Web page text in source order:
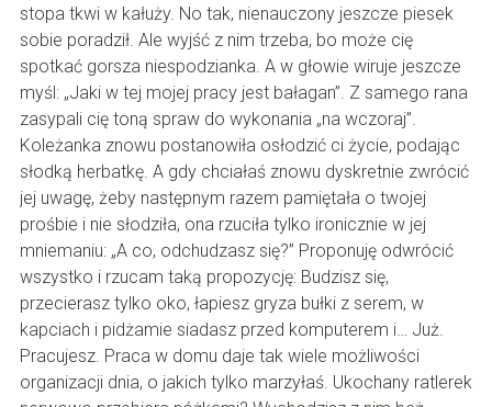
stopa tkwi w kałuży. No tak, nienauczony jeszcze piesek
sobie poradził. Ale wyjść z nim trzeba, bo może cię
spotkać gorsza niespodzianka. A w głowie wiruje jeszcze
myśl: „Jaki w tej mojej pracy jest bałagan”. Z samego rana
zasypali cię toną spraw do wykonania „na wczoraj”.
Koleżanka znowu postanowiła osłodzić ci życie, podając
słodką herbatkę. A gdy chciałaś znowu dyskretnie zwrócić
jej uwagę, żeby następnym razem pamiętała o twojej
prośbie i nie słodziła, ona rzuciła tylko ironicznie w jej
mniemaniu: „A co, odchudzasz się?” Proponuję odwrócić
wszystko i rzucam taką propozycję: Budzisz się,
przecierasz tylko oko, łapiesz gryza bułki z serem, w
kapciach i pidżamie siadasz przed komputerem i… Już.
Pracujesz. Praca w domu daje tak wiele możliwości
organizacji dnia, o jakich tylko marzyłaś. Ukochany ratlerek